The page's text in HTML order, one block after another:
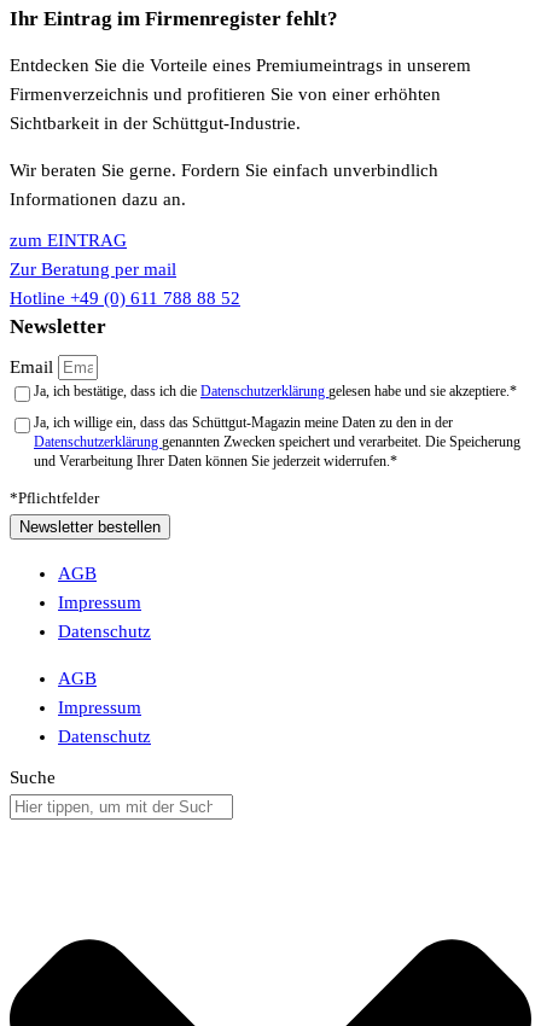
Ihr Eintrag im Firmenregister fehlt?
Entdecken Sie die Vorteile eines Premiumeintrags in unserem
Firmenverzeichnis und profitieren Sie von einer erhöhten
Sichtbarkeit in der Schüttgut-Industrie.
Wir beraten Sie gerne. Fordern Sie einfach unverbindlich
Informationen dazu an.
zum EINTRAG
Zur Beratung per mail
Hotline +49 (0) 611 788 88 52
Newsletter
Email
Ja, ich bestätige, dass ich die Datenschutzerklärung gelesen habe und sie akzeptiere.*
Ja, ich willige ein, dass das Schüttgut-Magazin meine Daten zu den in der
Datenschutzerklärung genannten Zwecken speichert und verarbeitet. Die Speicherung
und Verarbeitung Ihrer Daten können Sie jederzeit widerrufen.*
*Pflichtfelder
Newsletter bestellen
AGB
Impressum
Datenschutz
AGB
Impressum
Datenschutz
Suche